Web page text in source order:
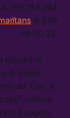
199 284 284
al 800
86 00 22.
minuti!) di
di Hideo
del Toro, e
Joshua
a capirci